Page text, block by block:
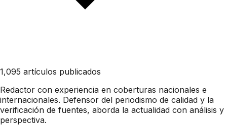
1,095 artículos publicados
Redactor con experiencia en coberturas nacionales e
internacionales. Defensor del periodismo de calidad y la
verificación de fuentes, aborda la actualidad con análisis y
perspectiva.